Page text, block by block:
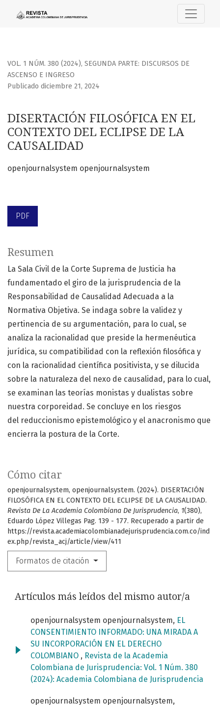
DISERTACIÓN FILOSÓFICA EN EL CONTEXTO DEL ECLIPSE
VOL. 1 NÚM. 380 (2024), SEGUNDA PARTE: DISCURSOS DE
ASCENSO E INGRESO
DISERTACIÓN FILOSÓFICA EN EL
CONTEXTO DEL ECLIPSE DE LA
CAUSALIDAD
Publicado diciembre 21, 2024
openjournalsystem openjournalsystem
PDF
Cómo citar
openjournalsystem, openjournalsystem. (2024). DISERTACIÓN
FILOSÓFICA EN EL CONTEXTO DEL ECLIPSE DE LA CAUSALIDAD.
Revista De La Academia Colombiana De Jurisprudencia, 1(380),
Eduardo López Villegas Pag. 139 - 177. Recuperado a partir de
https://revista.academiacolombianadejurisprudencia.com.co/ind
ex.php/revista_acj/article/view/411
Formatos de citación
Resumen
La Sala Civil de la Corte Suprema de Justicia ha
fundamentado el giro de la jurisprudencia de la
Responsabilidad de Causalidad Adecuada a la
Normativa Objetiva. Se indaga sobre la validez y
pertinencia de su argumentación, para lo cual, se
analiza la racionalidad que preside la hermenéutica
jurídica, su compatibilidad con la reflexión filosófica y
con la racionalidad científica positivista, y se dilucida
sobre la naturaleza del nexo de causalidad, para lo cual,
se examinan las teorías monistas y dualistas sobre
nuestra corporeidad. Se concluye en los riesgos
del reduccionismo epistemológico y el anacronismo que
encierra la postura de la Corte.
Artículos más leídos del mismo autor/a
openjournalsystem openjournalsystem, EL
CONSENTIMIENTO INFORMADO: UNA MIRADA A
SU INCORPORACIÓN EN EL DERECHO
COLOMBIANO , Revista de la Academia
Colombiana de Jurisprudencia: Vol. 1 Núm. 380
(2024): Academia Colombiana de Jurisprudencia
openjournalsystem openjournalsystem,